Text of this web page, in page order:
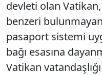
devleti olan
benzeri
pasaport sistemi
bağı esasına
Vatikan